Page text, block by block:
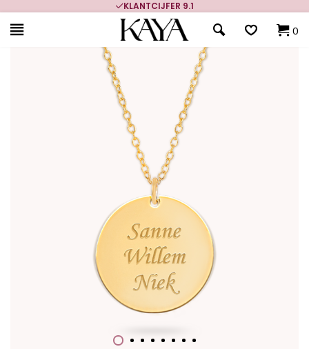
KLANTCIJFER 9.1
0